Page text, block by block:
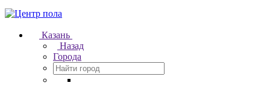
Казань
Назад
Города